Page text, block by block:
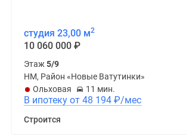
студия 23,00 м2
10 060 000 ₽
Этаж 5/9
НМ, Район «Новые Ватутинки»
Ольховая
11 мин.
В ипотеку от 48 194 ₽/мес
Строится